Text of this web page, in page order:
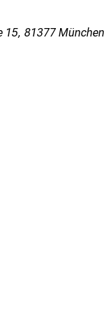
15, 81377 München